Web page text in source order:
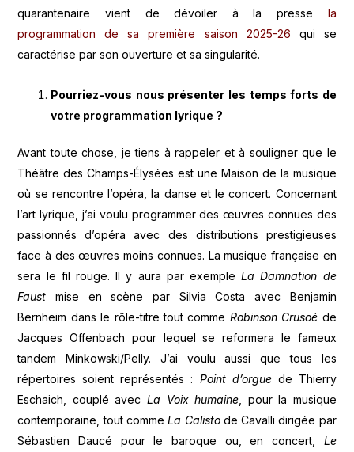
quarantenaire vient de dévoiler à la presse la
programmation de sa première saison 2025-26 qui se
caractérise par son ouverture et sa singularité.
Pourriez-vous nous présenter les temps forts de
votre programmation lyrique ?
Avant toute chose, je tiens à rappeler et à souligner que le
Théâtre des Champs-Élysées est une Maison de la musique
où se rencontre l’opéra, la danse et le concert. Concernant
l’art lyrique, j’ai voulu programmer des œuvres connues des
passionnés d’opéra avec des distributions prestigieuses
face à des œuvres moins connues. La musique française en
sera le fil rouge. Il y aura par exempleLa Damnation de
Faust mise en scène par Silvia Costa avec Benjamin
Bernheim dans le rôle-titre tout comme Robinson Crusoé de
Jacques Offenbach pour lequel se reformera le fameux
tandem Minkowski/Pelly. J’ai voulu aussi que tous les
répertoires soient représentés : Point d’orguede Thierry
Eschaich, couplé avec La Voix humaine , pour la musique
contemporaine, tout commeLa Calistode Cavalli dirigée par
Sébastien Daucé pour le baroque ou, en concert, Le